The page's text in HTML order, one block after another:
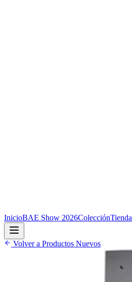
InicioBAE Show 2026ColecciónTienda
Volver a Productos Nuevos